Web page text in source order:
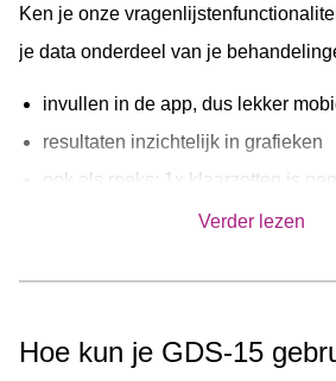
Ken je onze
je data onderdeel van je
invullen in de app, dus lekker
resultaten inzichtelijk in grafieken
ook als reeks: 1x klaarzetten is
Maar dat is niet alles: via
Alles over vragenlijsten in
Verder lezen
Hoe kun je GDS-15